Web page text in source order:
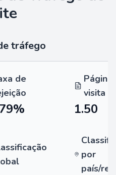
tráfego
de
visita
1.50
por
país/